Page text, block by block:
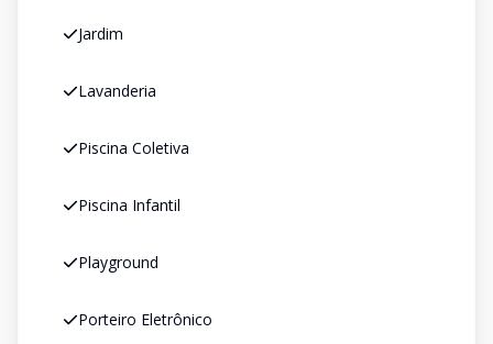
Jardim
Lavanderia
Piscina Coletiva
Piscina Infantil
Playground
Porteiro Eletrônico